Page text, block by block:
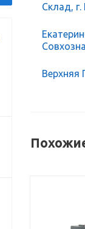
Склад,
Верхняя